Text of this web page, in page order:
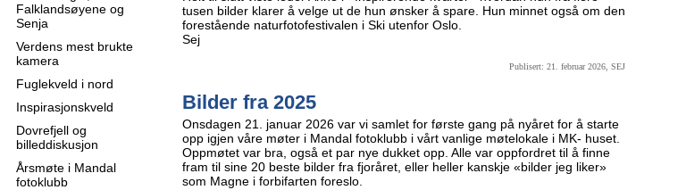
Falklandsøyene og
Senja
Verdens mest brukte
kamera
Fuglekveld i nord
Inspirasjonskveld
Dovrefjell og
billeddiskusjon
Årsmøte i Mandal
fotoklubb
tusen bilder klarer å velge ut de hun ønsker å spare. Hun minnet også om den
forestående naturfotofestivalen i Ski utenfor Oslo.
Sej
Publisert: 21. februar 2026, SEJ
Bilder fra 2025
Onsdagen 21. januar 2026 var vi samlet for første gang på nyåret for å starte
opp igjen våre møter i Mandal fotoklubb i vårt vanlige møtelokale i MK- huset.
Oppmøtet var bra, også et par nye dukket opp. Alle var oppfordret til å finne
fram til sine 20 beste bilder fra fjoråret, eller heller kanskje «bilder jeg liker»
som Magne i forbifarten foreslo.